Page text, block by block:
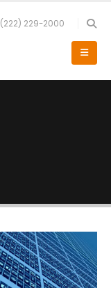
(222) 229-2000